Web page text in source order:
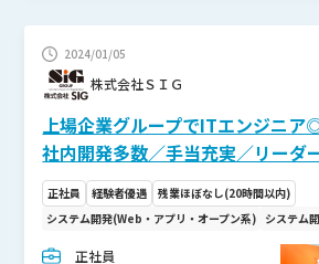
プログラム開発に際し現場管理者が厳正か
ールを策定。 これにより平均残業時間の削
株式会社ＳＩＧ
2024/01/05
上場企業グループでITエンジニア
社内開発多数／手当充実／リーダ
正社員 経験者優遇
残業ほぼなし(20時間以内)
システム開発(Web・アプリ・オープン系) システム
正社員